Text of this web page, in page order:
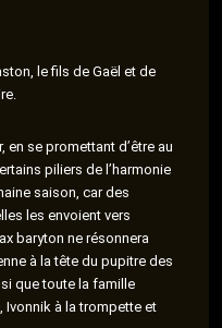
le fils de Gaël et de
en se promettant d’être au
piliers de l’harmonie
saison, car des
les envoient vers
baryton ne résonnera
à la tête du pupitre des
que toute la famille
Ivonnik à la trompette et